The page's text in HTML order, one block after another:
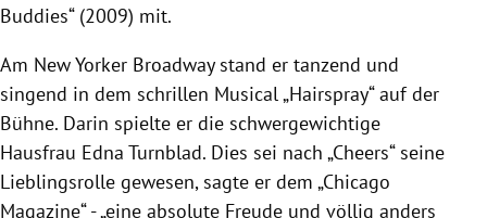
Buddies“ (2009) mit.
Am New Yorker Broadway stand er tanzend und
singend in dem schrillen Musical „Hairspray“ auf der
Bühne. Darin spielte er die schwergewichtige
Hausfrau Edna Turnblad. Dies sei nach „Cheers“ seine
Lieblingsrolle gewesen, sagte er dem „Chicago
Magazine“ - „eine absolute Freude und völlig anders